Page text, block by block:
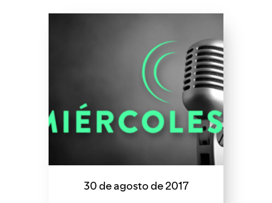
30 de agosto de 2017